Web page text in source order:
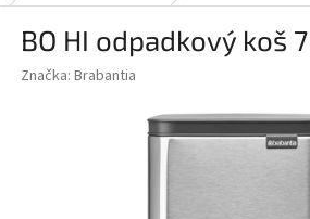
BO HI odpadkový koš
Značka: Brabantia